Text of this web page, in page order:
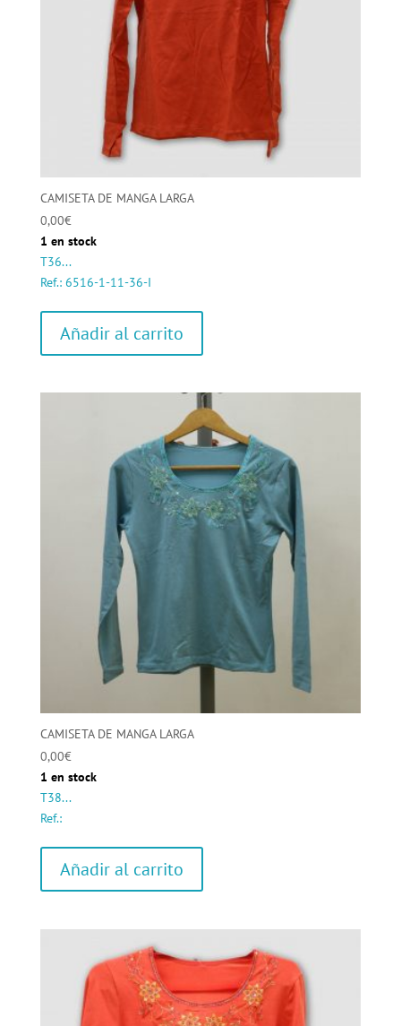
CAMISETA DE MANGA LARGA
0,00€
1 en stock
T36...
Ref.: 6516-1-11-36-I
Añadir al carrito
CAMISETA DE MANGA LARGA
0,00€
1 en stock
T38...
Ref.:
Añadir al carrito